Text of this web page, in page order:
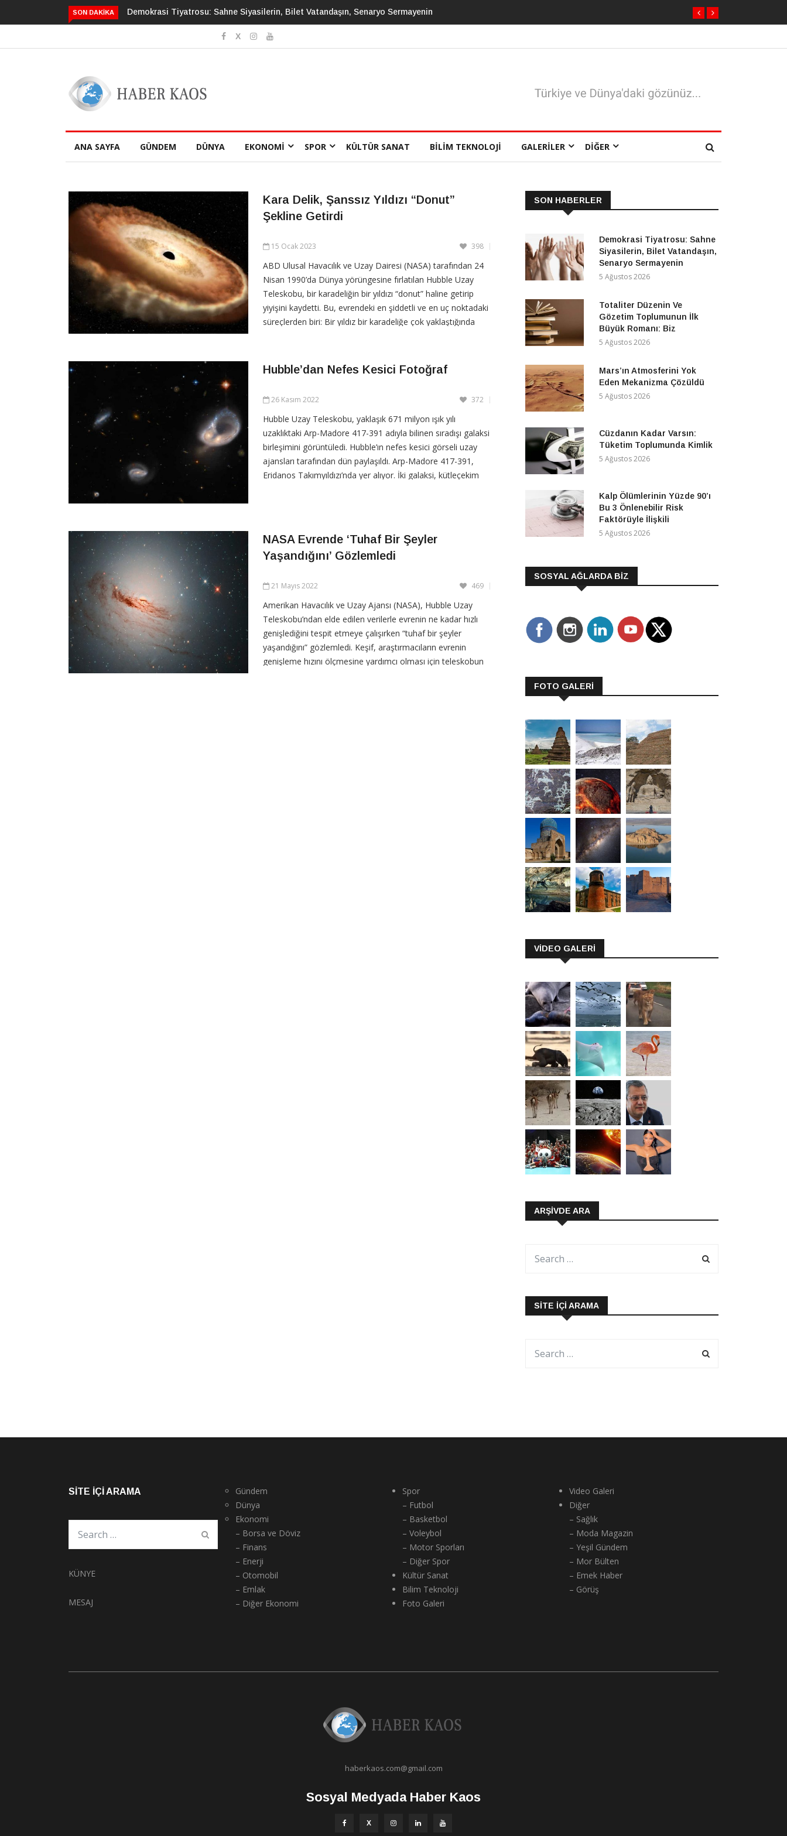
SON DAKIKA
Bilet Vatandaşın, Senaryo SermayeninTotaliter Düzenin Ve Gözetim Toplumunun İlk Büyük Romanı: Biz
ANA SAYFA GÜNDEM DÜNYA EKONOMI SPOR KÜLTÜR SANAT BILIM TEKNOLOJI GALERILER DIĞER
Kara Delik, Şanssız Yıldızı “Donut”
Şekline Getirdi
15 Ocak 2023 398
ABD Ulusal Havacılık ve Uzay Dairesi (NASA) tarafından 24
Nisan 1990’da Dünya yörüngesine fırlatılan Hubble Uzay
Teleskobu, bir karadeliğin bir yıldızı “donut” haline getirip
yiyişini kaydetti. Bu, evrendeki en şiddetli ve en uç noktadaki
süreçlerden biri: Bir yıldız bir karadeliğe çok yaklaştığında
Hubble’dan Nefes Kesici Fotoğraf
26 Kasım 2022 372
Hubble Uzay Teleskobu, yaklaşık 671 milyon ışık yılı
uzaklıktaki Arp-Madore 417-391 adıyla bilinen sıradışı galaksi
birleşimini görüntüledi. Hubble’ın nefes kesici görseli uzay
ajansları tarafından dün paylaşıldı. Arp-Madore 417-391,
Eridanos Takımyıldızı’nda yer alıyor. İki galaksi, kütleçekim
CONTINUE READING
NASA Evrende ‘Tuhaf Bir Şeyler
Yaşandığını’ Gözlemledi
21 Mayıs 2022 469
Amerikan Havacılık ve Uzay Ajansı (NASA), Hubble Uzay
Teleskobu’ndan elde edilen verilerle evrenin ne kadar hızlı
genişlediğini tespit etmeye çalışırken “tuhaf bir şeyler
yaşandığını” gözlemledi. Keşif, araştırmacıların evrenin
genişleme hızını ölçmesine yardımcı olması için teleskobun
SON HABERLER
Demokrasi Tiyatrosu: Sahne
Siyasilerin, Bilet Vatandaşın,
Senaryo Sermayenin
5 Ağustos 2026
Totaliter Düzenin Ve
Gözetim Toplumunun İlk
Büyük Romanı: Biz
5 Ağustos 2026
Mars’ın Atmosferini Yok
Eden Mekanizma Çözüldü
5 Ağustos 2026
Cüzdanın Kadar Varsın:
Tüketim Toplumunda Kimlik
5 Ağustos 2026
Kalp Ölümlerinin Yüzde 90’ı
Bu 3 Önlenebilir Risk
Faktörüyle İlişkili
5 Ağustos 2026
SOSYAL AĞLARDA BİZ
FOTO GALERİ
VİDEO GALERİ
ARŞIVDE ARA
SITE İÇI ARAMA
SITE İÇI ARAMA
KÜNYE
MESAJ
Gündem
Dünya
Ekonomi
– Borsa ve Döviz
– Finans
– Enerji
– Otomobil
– Emlak
– Diğer Ekonomi
Spor
– Futbol
– Basketbol
– Voleybol
– Motor Sporları
– Diğer Spor
Kültür Sanat
Bilim Teknoloji
Foto Galeri
Video Galeri
Diğer
– Sağlık
– Moda Magazin
– Yeşil Gündem
– Mor Bülten
– Emek Haber
– Görüş
haberkaos.com@gmail.com
Sosyal Medyada Haber Kaos